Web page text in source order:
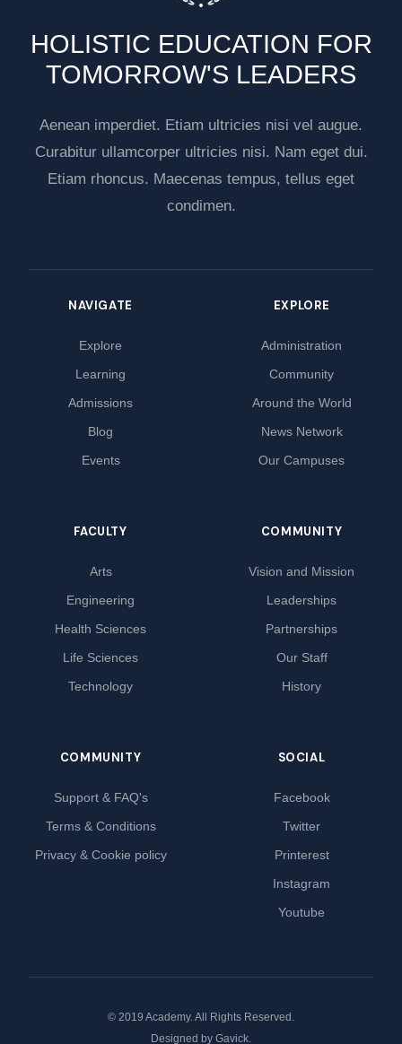
HOLISTIC EDUCATION FOR
TOMORROW'S LEADERS
Aenean imperdiet. Etiam ultricies nisi vel augue.
Curabitur ullamcorper ultricies nisi. Nam eget dui.
Etiam rhoncus. Maecenas tempus, tellus eget
condimen.
NAVIGATE
Explore
Learning
Admissions
Blog
Events
EXPLORE
Administration
Community
Around the World
News Network
Our Campuses
FACULTY
Arts
Engineering
Health Sciences
Life Sciences
Technology
COMMUNITY
Vision and Mission
Leaderships
Partnerships
Our Staff
History
COMMUNITY
Support & FAQ's
Terms & Conditions
Privacy & Cookie policy
SOCIAL
Facebook
Twitter
Printerest
Instagram
Youtube
© 2019 Academy. All Rights Reserved.
Designed by Gavick